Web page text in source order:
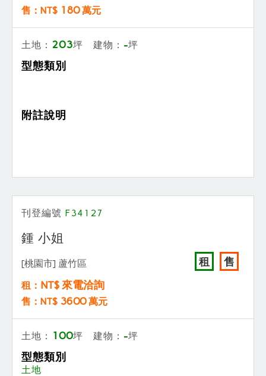
售：NT$ 180萬元
土地： 203坪 建物： -坪
型態類別
附註說明
刊登編號 F34127
鍾 小姐
[桃園市] 蘆竹區 售
租
租： NT$ 來電洽詢
售：NT$ 3600萬元
土地： 100坪 建物： -坪
型態類別
土地